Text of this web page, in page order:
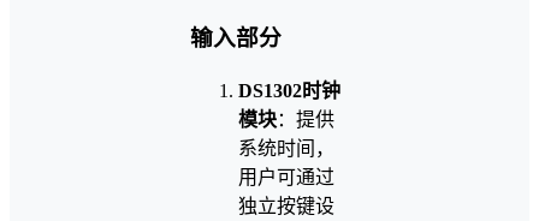
输入部分
DS1302时钟
模块：提供
系统时间，
用户可通过
独立按键设